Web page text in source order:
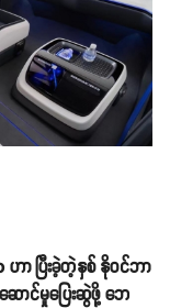
ဟာ ပြီးခဲ့တဲ့နှစ် နိုဝင်ဘာ
ာင်မှုပြေးဆွဲဖို့ ဘေ